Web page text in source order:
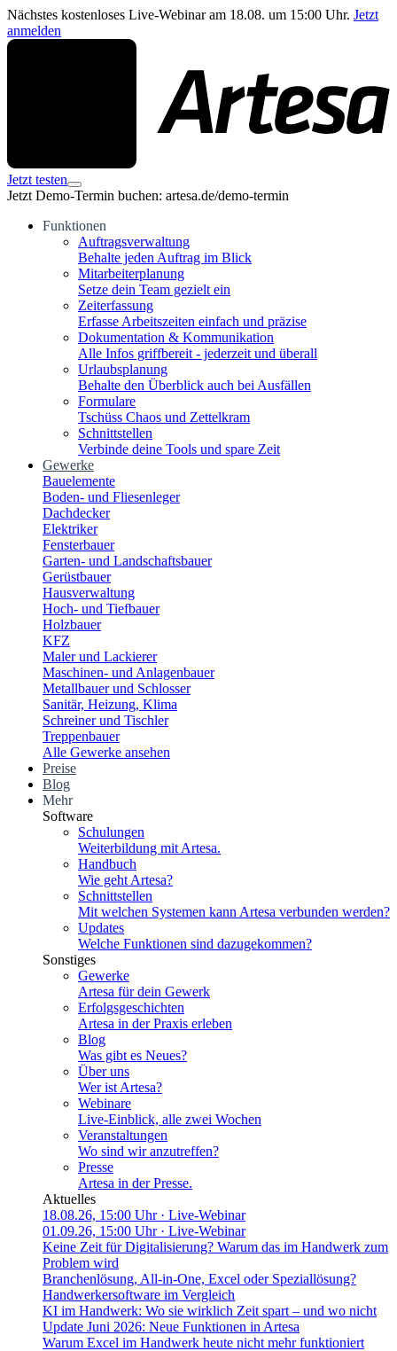
Nächstes kostenloses Live-Webinar am 18.08. um 15:00 Uhr. Jetzt
anmelden
Jetzt testen
Jetzt Demo-Termin buchen: artesa.de/demo-termin
Funktionen
Auftragsverwaltung
Behalte jeden Auftrag im Blick
Mitarbeiterplanung
Setze dein Team gezielt ein
Zeiterfassung
Erfasse Arbeitszeiten einfach und präzise
Dokumentation & Kommunikation
Alle Infos griffbereit - jederzeit und überall
Urlaubsplanung
Behalte den Überblick auch bei Ausfällen
Formulare
Tschüss Chaos und Zettelkram
Schnittstellen
Verbinde deine Tools und spare Zeit
Gewerke
Bauelemente
Boden- und Fliesenleger
Dachdecker
Elektriker
Fensterbauer
Garten- und Landschaftsbauer
Gerüstbauer
Hausverwaltung
Hoch- und Tiefbauer
Holzbauer
KFZ
Maler und Lackierer
Maschinen- und Anlagenbauer
Metallbauer und Schlosser
Sanitär, Heizung, Klima
Schreiner und Tischler
Treppenbauer
Alle Gewerke ansehen
Preise
Blog
Mehr
Software
Schulungen
Weiterbildung mit Artesa.
Handbuch
Wie geht Artesa?
Schnittstellen
Mit welchen Systemen kann Artesa verbunden werden?
Updates
Welche Funktionen sind dazugekommen?
Sonstiges
Gewerke
Artesa für dein Gewerk
Erfolgsgeschichten
Artesa in der Praxis erleben
Blog
Was gibt es Neues?
Über uns
Wer ist Artesa?
Webinare
Live-Einblick, alle zwei Wochen
Veranstaltungen
Wo sind wir anzutreffen?
Presse
Artesa in der Presse.
Aktuelles
18.08.26, 15:00 Uhr· Live-Webinar
01.09.26, 15:00 Uhr· Live-Webinar
Keine Zeit für Digitalisierung? Warum das im Handwerk zum
Problem wird
Branchenlösung, All-in-One, Excel oder Speziallösung?
Handwerkersoftware im Vergleich
KI im Handwerk: Wo sie wirklich Zeit spart – und wo nicht
Update Juni 2026: Neue Funktionen in Artesa
Warum Excel im Handwerk heute nicht mehr funktioniert